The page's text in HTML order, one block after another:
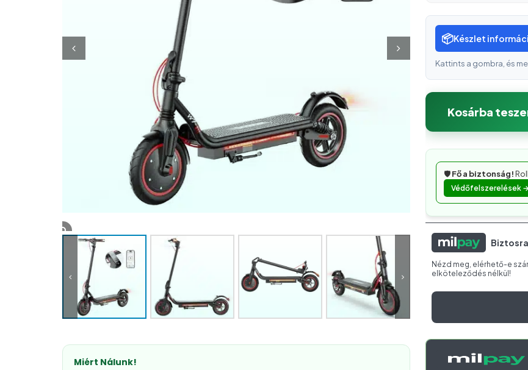
Miért Nálunk!
📦Készlet
Kattints a gombra, és
Kosárba
🛡️Fő a biztonság!
Védőfelszerelések →
Nézd meg, elérhető-e
elköteleződés nélkül!